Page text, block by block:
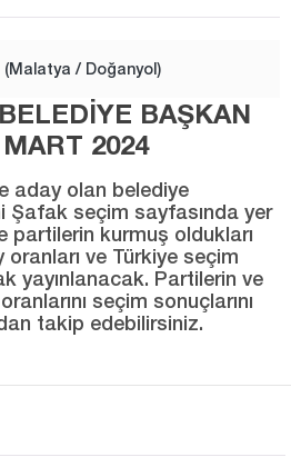
(Malatya / Doğanyol)
BAŞKAN
2024
aday olan belediye
Şafak seçim sayfasında yer
partilerin kurmuş oldukları
oranları ve Türkiye seçim
yayınlanacak. Partilerin ve
seçim sonuçlarını
takip edebilirsiniz.